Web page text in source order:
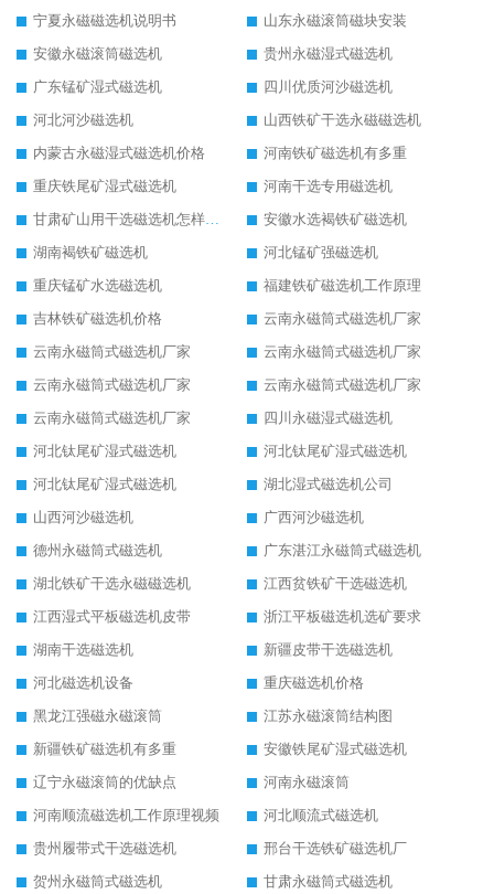
宁夏永磁磁选机说明书
山东永磁滚筒磁块安装
安徽永磁滚筒磁选机
贵州永磁湿式磁选机
广东锰矿湿式磁选机
四川优质河沙磁选机
河北河沙磁选机
山西铁矿干选永磁磁选机
内蒙古永磁湿式磁选机价格
河南铁矿磁选机有多重
重庆铁尾矿湿式磁选机
河南干选专用磁选机
甘肃矿山用干选磁选机怎样调磁
安徽水选褐铁矿磁选机
湖南褐铁矿磁选机
河北锰矿强磁选机
重庆锰矿水选磁选机
福建铁矿磁选机工作原理
吉林铁矿磁选机价格
云南永磁筒式磁选机厂家
云南永磁筒式磁选机厂家
云南永磁筒式磁选机厂家
云南永磁筒式磁选机厂家
云南永磁筒式磁选机厂家
云南永磁筒式磁选机厂家
四川永磁湿式磁选机
河北钛尾矿湿式磁选机
河北钛尾矿湿式磁选机
河北钛尾矿湿式磁选机
湖北湿式磁选机公司
山西河沙磁选机
广西河沙磁选机
德州永磁筒式磁选机
广东湛江永磁筒式磁选机
湖北铁矿干选永磁磁选机
江西贫铁矿干选磁选机
江西湿式平板磁选机皮带
浙江平板磁选机选矿要求
湖南干选磁选机
新疆皮带干选磁选机
河北磁选机设备
重庆磁选机价格
黑龙江强磁永磁滚筒
江苏永磁滚筒结构图
新疆铁矿磁选机有多重
安徽铁尾矿湿式磁选机
辽宁永磁滚筒的优缺点
河南永磁滚筒
河南顺流磁选机工作原理视频
河北顺流式磁选机
贵州履带式干选磁选机
邢台干选铁矿磁选机厂
贺州永磁筒式磁选机
甘肃永磁筒式磁选机